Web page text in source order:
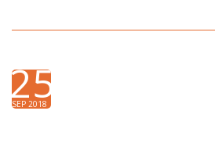
25
SEP 2018